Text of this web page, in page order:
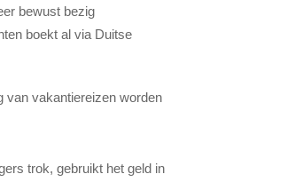
bewust bezig
boekt al via Duitse
van vakantiereizen worden
trok, gebruikt het geld in